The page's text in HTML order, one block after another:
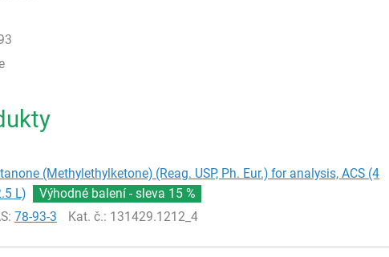
(Methylethylketone) (Reag. USP, Ph. Eur.) for analysis, ACS (4
L)
Výhodné balení - sleva 15 %
78-93-3 Kat. č.: 131429.1212_4